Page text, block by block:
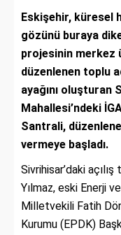
Eskişehir, küresel
gözünü buraya
projesinin merkez
düzenlenen toplu
ayağını oluşturan
Mahallesi’ndeki
Santrali,
vermeye başladı.
Sivrihisar’daki
Yılmaz, eski Enerji
Milletvekili Fatih
Kurumu (EPDK)